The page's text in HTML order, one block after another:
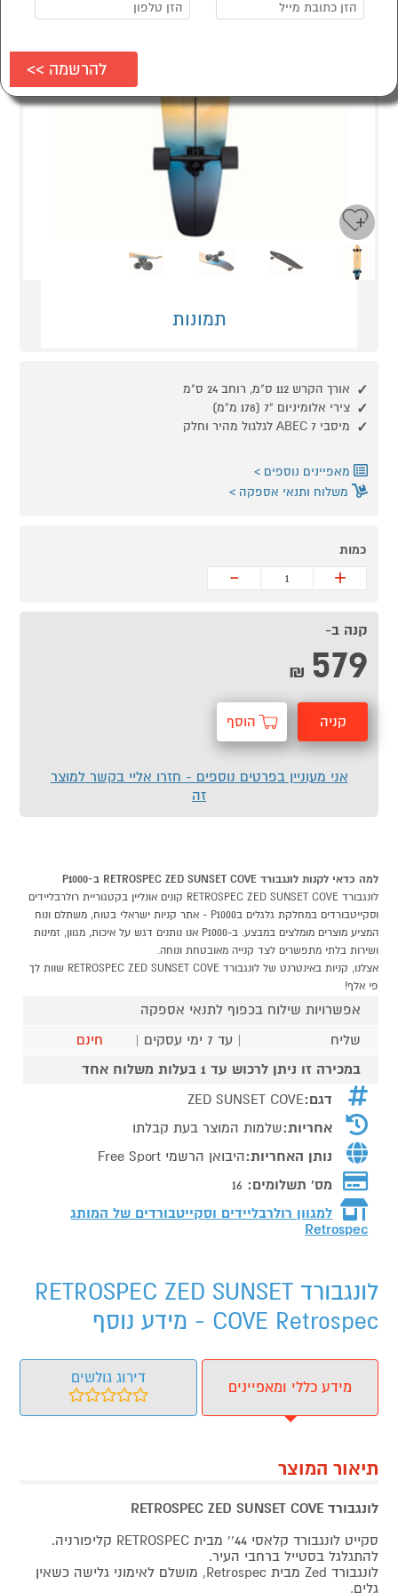
תמונות
אורך הקרש 112 ס"מ, רוחב 24 ס"מ
צירי אלומיניום "7 (178 מ"מ)
מיסבי ABEC 7 לגלגול מהיר וחלק
מאפיינים נוספים
משלוח ותנאי אספקה
כמות
+
-
קנה ב-
579
₪
קניה הוסף
אני מעוניין בפרטים נוספים - חזרו אליי בקשר למוצר
זה
למה כדאי לקנות לונגבורד RETROSPEC ZED SUNSET COVE ב-P1000
לונגבורד RETROSPEC ZED SUNSET COVE קונים אונליין בקטגוריית רולרבליידים
וסקייטבורדים במחלקת גלגלים בP1000 - אתר קניות ישראלי בטוח, משתלם ונוח
המציע מוצרים מומלצים במבצע. ב-P1000 אנו נותנים דגש על איכות, מגוון, זמינות
ושירות בלתי מתפשרים לצד קנייה מאובטחת ונוחה.
אצלנו, קניות באינטרנט של לונגבורד RETROSPEC ZED SUNSET COVE שוות לך
פי אלף!
אפשרויות שילוח בכפוף לתנאי אספקה
שליח
| עד 7 ימי עסקים |
חינם
במכירה זו ניתן לרכוש עד 1 בעלות משלוח אחד
דגם:ZED SUNSET COVE
אחריות:שלמות המוצר בעת קבלתו
נותן האחריות:היבואן הרשמי Free Sport
מס' תשלומים: 16
למגוון רולרבליידים וסקייטבורדים של המותג
Retrospec
לונגבורד RETROSPEC ZED SUNSET
COVE Retrospec - מידע נוסף
מידע כללי ומאפיינים
דירוג גולשים
תיאור המוצר
לונגבורד RETROSPEC ZED SUNSET COVE
סקייט לונגבורד קלאסי 44'' מבית RETROSPEC קליפורניה.
להתגלגל בסטייל ברחבי העיר.
לונגבורד Zed מבית Retrospec, מושלם לאימוני גלישה כשאין
גלים,